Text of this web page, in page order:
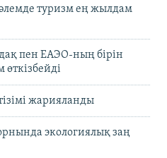
туризм ең жылдам
пен ЕАЭО-ның бірін
жарияланды
экологиялық заң